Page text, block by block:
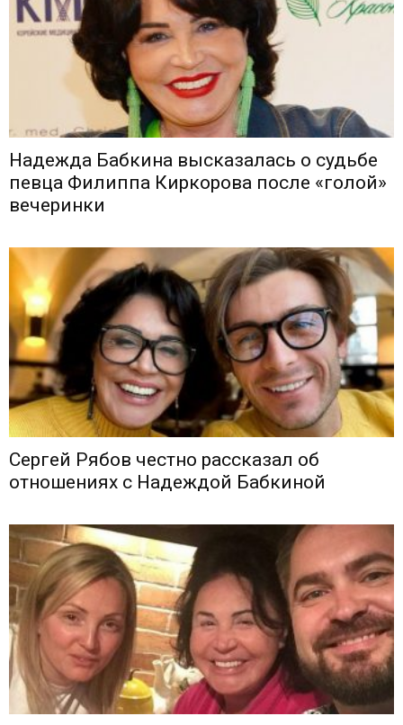
Надежда Бабкина высказалась о судьбе
певца Филиппа Киркорова после «голой»
вечеринки
Сергей Рябов честно рассказал об
отношениях с Надеждой Бабкиной